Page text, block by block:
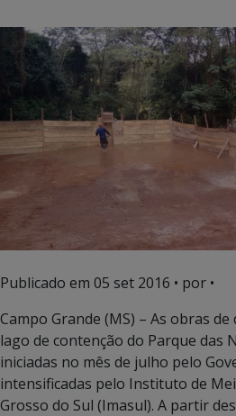
Publicado em 05 set 2016 • por •
Campo Grande (MS) – As obras
lago de contenção do Parque das
iniciadas no mês de julho pelo
intensificadas pelo Instituto de
Grosso do Sul (Imasul). A partir